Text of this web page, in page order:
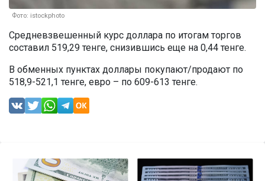
Фото: istockphoto
Средневзвешенный курс доллара по итогам торгов
составил 519,29 тенге, снизившись еще на 0,44 тенге.
В обменных пунктах доллары покупают/продают по
518,9-521,1 тенге, евро – по 609-613 тенге.